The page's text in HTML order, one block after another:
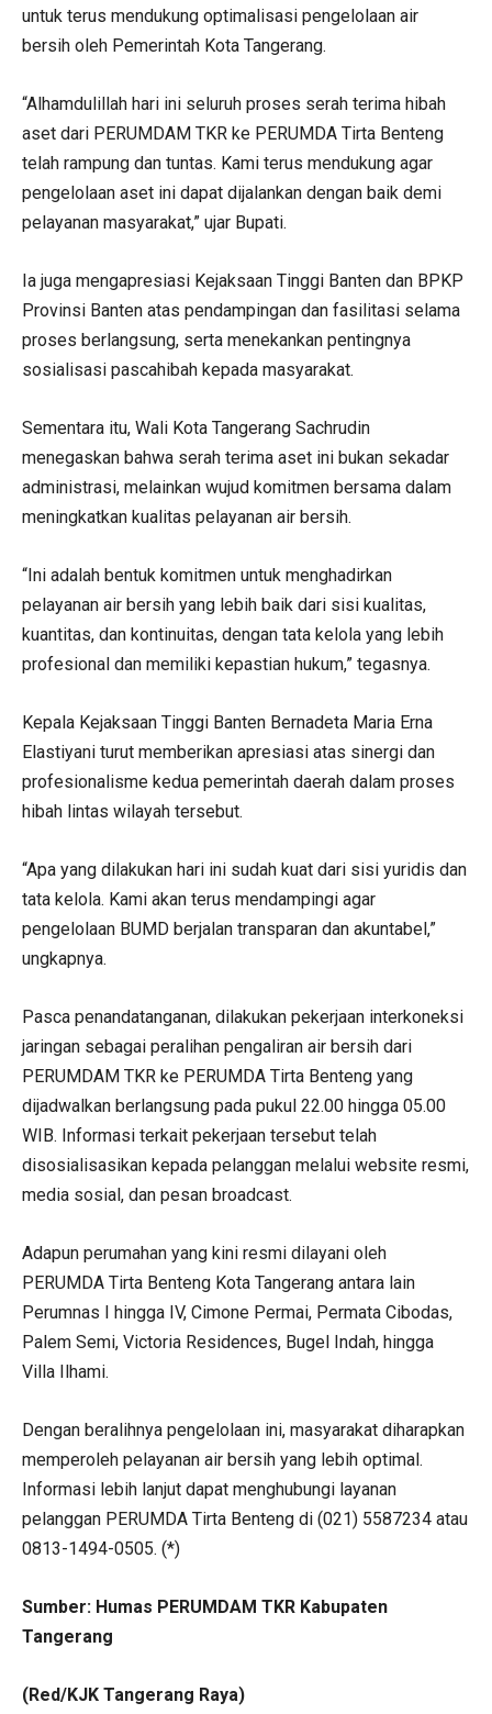
untuk terus mendukung optimalisasi pengelolaan air
bersih oleh Pemerintah Kota Tangerang.
“Alhamdulillah hari ini seluruh proses serah terima hibah
aset dari PERUMDAM TKR ke PERUMDA Tirta Benteng
telah rampung dan tuntas. Kami terus mendukung agar
pengelolaan aset ini dapat dijalankan dengan baik demi
pelayanan masyarakat,” ujar Bupati.
Ia juga mengapresiasi Kejaksaan Tinggi Banten dan BPKP
Provinsi Banten atas pendampingan dan fasilitasi selama
proses berlangsung, serta menekankan pentingnya
sosialisasi pascahibah kepada masyarakat.
Sementara itu, Wali Kota Tangerang Sachrudin
menegaskan bahwa serah terima aset ini bukan sekadar
administrasi, melainkan wujud komitmen bersama dalam
meningkatkan kualitas pelayanan air bersih.
“Ini adalah bentuk komitmen untuk menghadirkan
pelayanan air bersih yang lebih baik dari sisi kualitas,
kuantitas, dan kontinuitas, dengan tata kelola yang lebih
profesional dan memiliki kepastian hukum,” tegasnya.
Kepala Kejaksaan Tinggi Banten Bernadeta Maria Erna
Elastiyani turut memberikan apresiasi atas sinergi dan
profesionalisme kedua pemerintah daerah dalam proses
hibah lintas wilayah tersebut.
“Apa yang dilakukan hari ini sudah kuat dari sisi yuridis dan
tata kelola. Kami akan terus mendampingi agar
pengelolaan BUMD berjalan transparan dan akuntabel,”
ungkapnya.
Pasca penandatanganan, dilakukan pekerjaan interkoneksi
jaringan sebagai peralihan pengaliran air bersih dari
PERUMDAM TKR ke PERUMDA Tirta Benteng yang
dijadwalkan berlangsung pada pukul 22.00 hingga 05.00
WIB. Informasi terkait pekerjaan tersebut telah
disosialisasikan kepada pelanggan melalui website resmi,
media sosial, dan pesan broadcast.
Adapun perumahan yang kini resmi dilayani oleh
PERUMDA Tirta Benteng Kota Tangerang antara lain
Perumnas I hingga IV, Cimone Permai, Permata Cibodas,
Palem Semi, Victoria Residences, Bugel Indah, hingga
Villa Ilhami.
Dengan beralihnya pengelolaan ini, masyarakat diharapkan
memperoleh pelayanan air bersih yang lebih optimal.
Informasi lebih lanjut dapat menghubungi layanan
pelanggan PERUMDA Tirta Benteng di (021) 5587234 atau
0813-1494-0505. (*)
Sumber: Humas PERUMDAM TKR Kabupaten
Tangerang
(Red/KJK Tangerang Raya)